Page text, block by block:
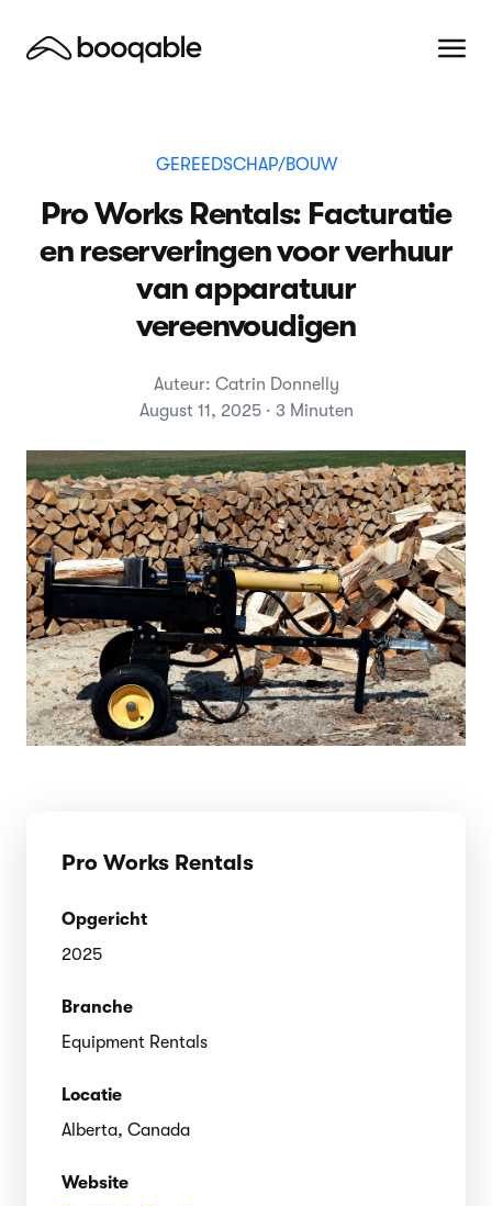
GEREEDSCHAP/BOUW
Pro Works Rentals: Facturatie
en reserveringen voor verhuur
van apparatuur
vereenvoudigen
Auteur: Catrin Donnelly
August 11, 2025 · 3 Minuten
Pro Works Rentals
Opgericht
2025
Branche
Equipment Rentals
Locatie
Alberta, Canada
Website